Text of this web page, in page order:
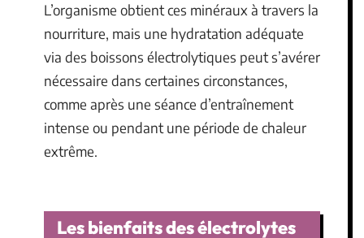
L’organisme obtient ces minéraux à travers la
nourriture, mais une hydratation adéquate
via des boissons électrolytiques peut s’avérer
nécessaire dans certaines circonstances,
comme après une séance d’entraînement
intense ou pendant une période de chaleur
extrême.
Les bienfaits des électrolytes